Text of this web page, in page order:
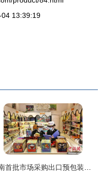
13:39:19